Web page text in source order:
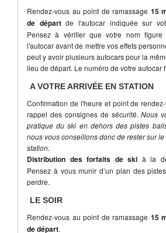
Rendez-vous au point de ramassage 15
de départde l'autocar indiquée sur
Pensez à vérifier que votre nom
l'autocar avant de mettre vos effets
peut y avoir plusieurs autocars pour la
lieu de départ. Le numéro de votre autocar
A VOTRE ARRIVÉE EN STATION
Confirmation de l'heure et point de
rappel des consignes de sécurité.Nous
pratique du ski en dehors des pistes
nous vous conseillons donc de rester sur
station.
Distribution des forfaits de ski à la
Pensez à vous munir d’un plan des
perdre.
LE SOIR
Rendez-vous au point de ramassage 15
de départ.